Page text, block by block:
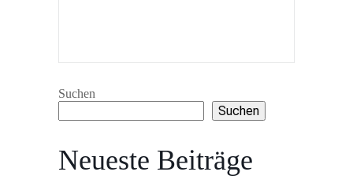
Suchen
Suchen
Neueste Beiträge